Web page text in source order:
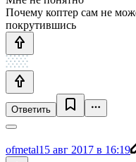
Почему коптер сам не
покрутившись
Ответить
ofmetal15 авг 2017 в 16:19